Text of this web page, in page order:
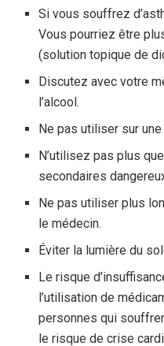
Si vous souffrez
Vous pourriez être
(solution topique de
Discutez avec votre
l’alcool.
Ne pas utiliser sur
N’utilisez pas plus
secondaires
Ne pas utiliser plus
le médecin.
Éviter la lumière du
Le risque
l’utilisation de
personnes qui
le risque de crise